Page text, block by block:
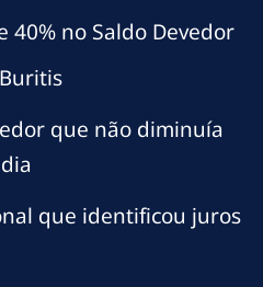
40% no Saldo Devedor
que não diminuía
que identificou juros